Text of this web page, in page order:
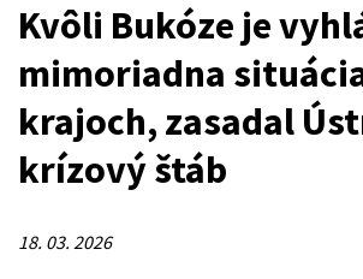
Kvôli Bukóze je
mimoriadna
krajoch, zasadal
krízový štáb
18. 03. 2026